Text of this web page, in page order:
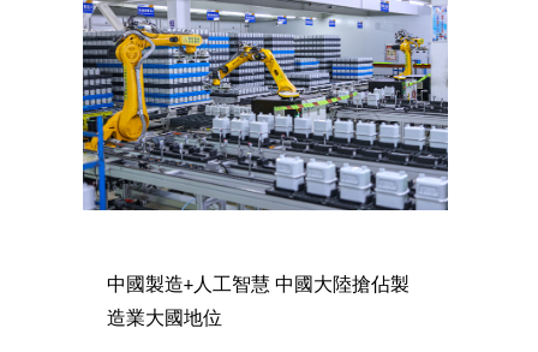
中國製造+人工智慧 中國大陸搶佔製
造業大國地位